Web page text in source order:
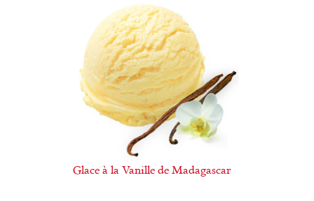
Glace à la Vanille de Madagascar